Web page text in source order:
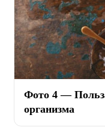
Фото 4 —
организма